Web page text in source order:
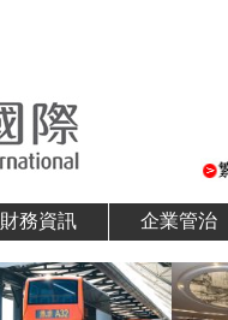
財務資訊 企業管治